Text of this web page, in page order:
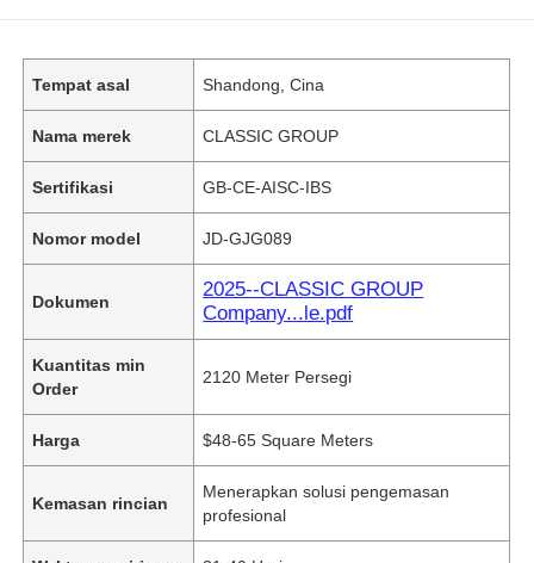
Tempat asal Shandong, Cina
Nama merek CLASSIC GROUP
Sertifikasi GB-CE-AISC-IBS
Nomor model JD-GJG089
Dokumen
2025--CLASSIC GROUP
Company...le.pdf
Kuantitas min
Order
2120 Meter Persegi
Harga $48-65 Square Meters
Kemasan rincian
Menerapkan solusi pengemasan
profesional